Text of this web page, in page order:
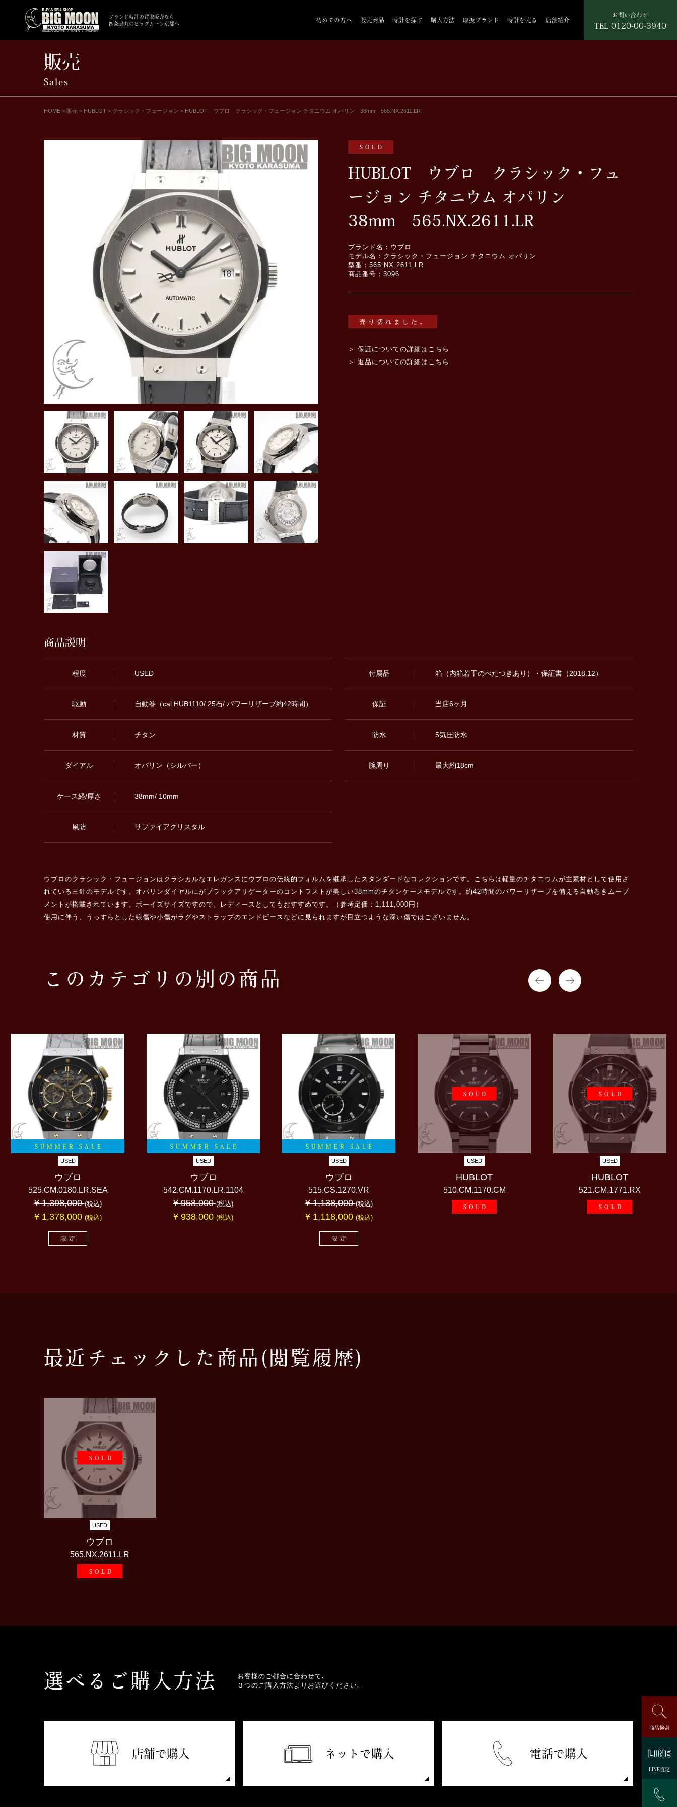
ブランド時計の買取販売なら
四条烏丸のビッグムーン京都へ
初めての方へ 販売商品 時計を探す 購入方法 取扱ブランド 時計を売る 店舗紹介
お問い合わせ
TEL 0120-00-3940
販売
Sales
HOME > 販売 > HUBLOT > クラシック・フュージョン > HUBLOT ウブロ クラシック・フュージョン チタニウム オパリン 38mm 565.NX.2611.LR
SOLD
HUBLOT ウブロ クラシック・フュ
ージョン チタニウム オパリン
38mm 565.NX.2611.LR
ブランド名：ウブロ
モデル名：クラシック・フュージョン チタニウム オパリン
型番：565.NX.2611.LR
商品番号：3096
売り切れました。
＞ 保証についての詳細はこちら
＞ 返品についての詳細はこちら
商品説明
程度 USED
駆動 自動巻（cal.HUB1110/ 25石/ パワーリザーブ約42時間）
材質 チタン
ダイアル オパリン（シルバー）
ケース経/厚さ 38mm/ 10mm
風防 サファイアクリスタル
付属品 箱（内箱若干のべたつきあり）・保証書（2018.12）
保証 当店6ヶ月
防水 5気圧防水
腕周り 最大約18cm
ウブロのクラシック・フュージョンはクラシカルなエレガンスにウブロの伝統的フォルムを継承したスタンダードなコレクションです。こちらは軽量のチタニウムが主素材として使用さ
れている三針のモデルです。オパリンダイヤルにがブラックアリゲーターのコントラストが美しい38mmのチタンケースモデルです。約42時間のパワーリザーブを備える自動巻きムーブ
メントが搭載されています。ボーイズサイズですので、レディースとしてもおすすめです。（参考定価：1,111,000円）
使用に伴う、うっすらとした線傷や小傷がラグやストラップのエンドピースなどに見られますが目立つような深い傷ではございません。
このカテゴリの別の商品
SUMMER SALE
USED
ウブロ
525.CM.0180.LR.SEA
¥ 1,398,000(税込)
¥ 1,378,000 (税込)
限定
SUMMER SALE
USED
ウブロ
542.CM.1170.LR.1104
¥ 958,000(税込)
¥ 938,000 (税込)
SUMMER SALE
USED
ウブロ
515.CS.1270.VR
¥ 1,138,000(税込)
¥ 1,118,000 (税込)
限定
SOLD
USED
HUBLOT
510.CM.1170.CM
SOLD
SOLD
USED
HUBLOT
521.CM.1771.RX
SOLD
最近チェックした商品 (閲覧履歴)
SOLD
USED
ウブロ
565.NX.2611.LR
SOLD
選べるご購入方法
お客様のご都合に合わせて､
３つのご購入方法よりお選びください｡
店舗で購入 ネットで購入 電話で購入
商品検索
LINE査定